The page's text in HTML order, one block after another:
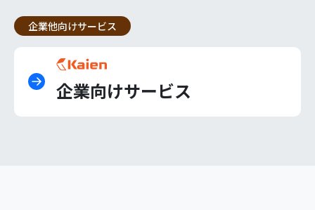
企業他向けサービス
企業向けサービス